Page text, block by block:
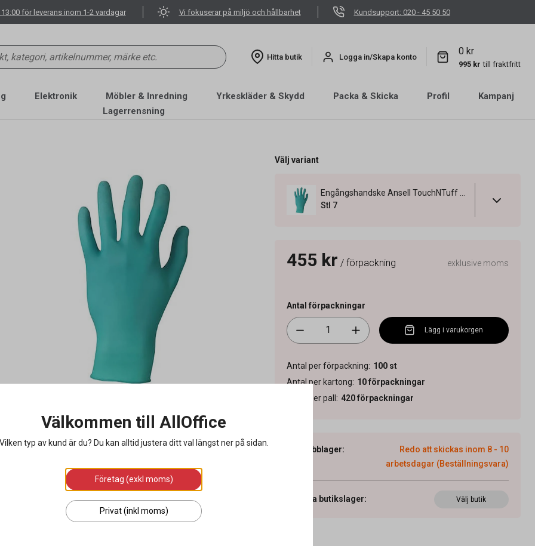
för leverans inom 1-2 vardagar Vi fokuserar på miljö och hållbarhet Kundsupport: 020 - 45 50 50
Hitta butik Logga in/Skapa konto
0 kr
995 kr till fraktfritt
Elektronik Möbler & Inredning Yrkeskläder & Skydd Packa & Skicka Profil
Kampanj
Lagerrensning
Välj variant
Stl 7
455 kr / förpackning exklusive moms
Antal förpackningar
Lägg i varukorgen
Antal per förpackning: 100 st
Antal per kartong: 10förpackningar
Antal per pall : 420förpackningar
Webblager:
Redo att skickas inom 8 - 10
arbetsdagar (Beställningsvara)
Visa butikslager: Välj butik
Välkommen till AllOffice
Vilken typ av kund är du? Du kan alltid justera ditt val längst ner på sidan.
Företag (exkl moms)
Privat (inkl moms)